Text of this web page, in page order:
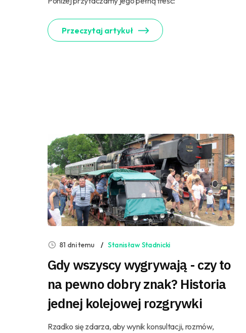
Przeczytaj artykuł
81 dni temu Stanisław Stadnicki
Gdy wszyscy wygrywają - czy to
na pewno dobry znak? Historia
jednej kolejowej rozgrywki
Rzadko się zdarza, aby wynik konsultacji, rozmów,